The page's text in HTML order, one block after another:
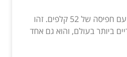
פוקר הוא משחק קלפים עם חפיסה של 52 קלפים. זהו
ביותר בעולם, והוא גם אחד